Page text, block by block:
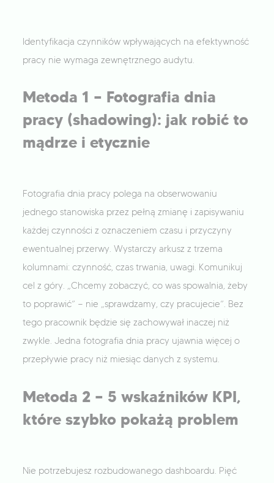
Identyfikacja czynników wpływających na efektywność
pracy nie wymaga zewnętrznego audytu.
Metoda 1 — Fotografia dnia
pracy (shadowing): jak robić to
mądrze i etycznie
Fotografia dnia pracy polega na obserwowaniu
jednego stanowiska przez pełną zmianę i zapisywaniu
każdej czynności z oznaczeniem czasu i przyczyny
ewentualnej przerwy. Wystarczy arkusz z trzema
kolumnami: czynność, czas trwania, uwagi. Komunikuj
cel z góry. „Chcemy zobaczyć, co was spowalnia, żeby
to poprawić” — nie „sprawdzamy, czy pracujecie”. Bez
tego pracownik będzie się zachowywał inaczej niż
zwykle. Jedna fotografia dnia pracy ujawnia więcej o
przepływie pracy niż miesiąc danych z systemu.
Metoda 2 — 5 wskaźników KPI,
które szybko pokażą problem
Nie potrzebujesz rozbudowanego dashboardu. Pięć